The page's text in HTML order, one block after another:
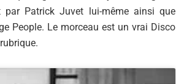
Patrick Juvet lui-même ainsi que
People. Le morceau est un vrai Disco